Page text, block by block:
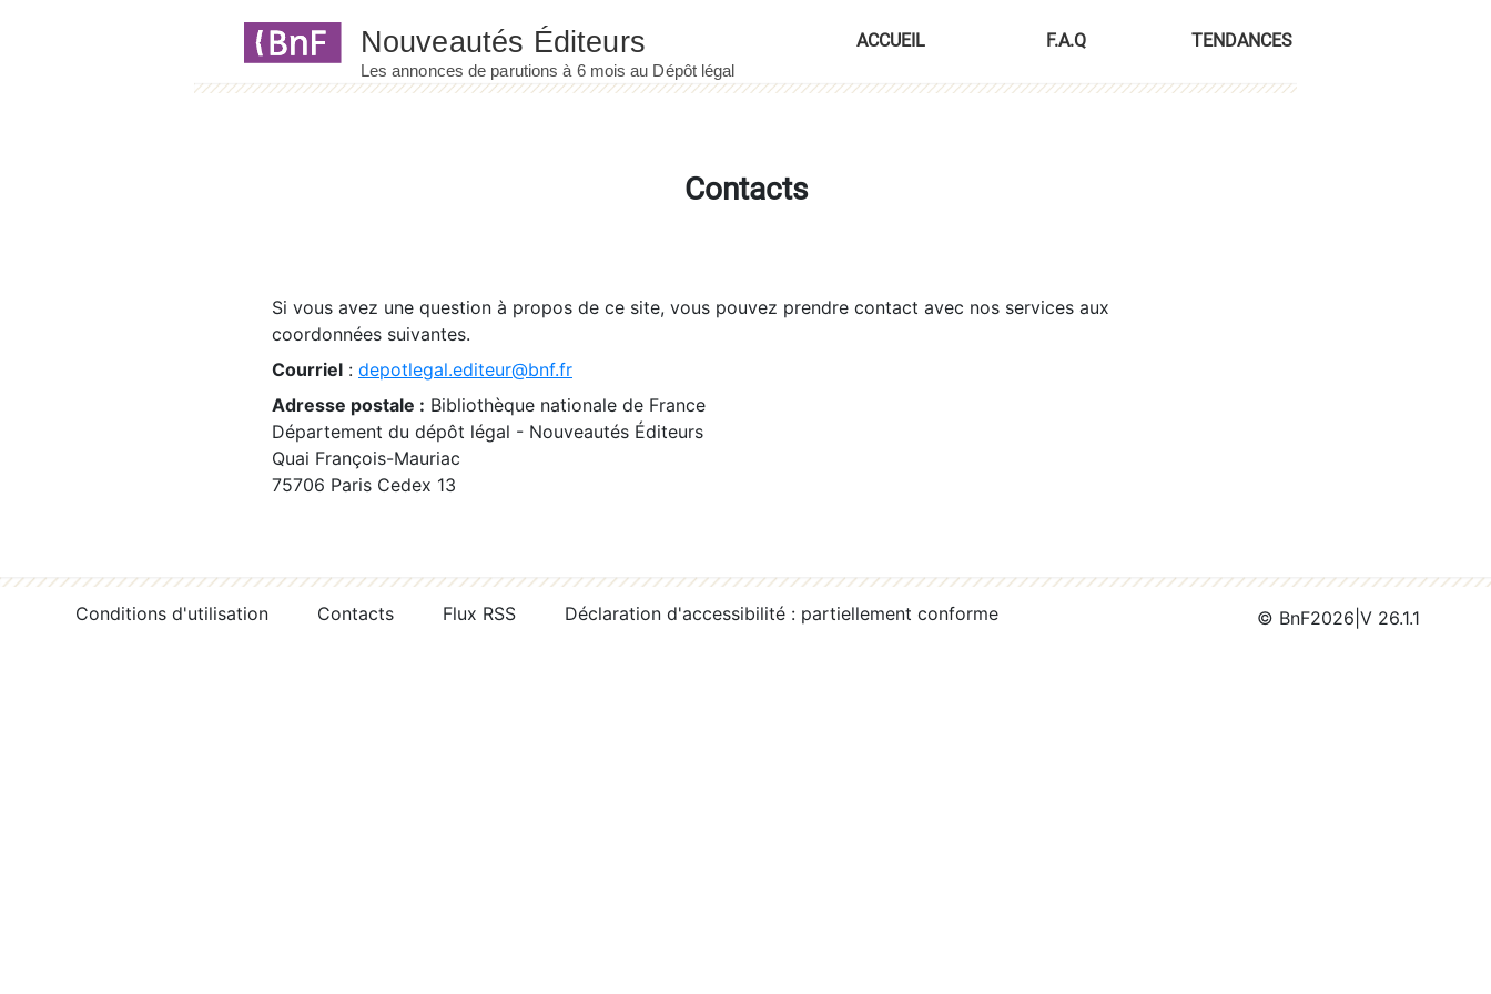
ACCUEIL F.A.Q TENDANCES
Contacts
Si vous avez une question à propos de ce site, vous pouvez prendre contact avec nos services aux
coordonnées suivantes.
Courriel : depotlegal.editeur@bnf.fr
Adresse postale : Bibliothèque nationale de France
Département du dépôt légal - Nouveautés Éditeurs
Quai François-Mauriac
75706 Paris Cedex 13
Conditions d'utilisation Contacts Flux RSS Déclaration d'accessibilité : partiellement conforme © BnF2026 V 26.1.1